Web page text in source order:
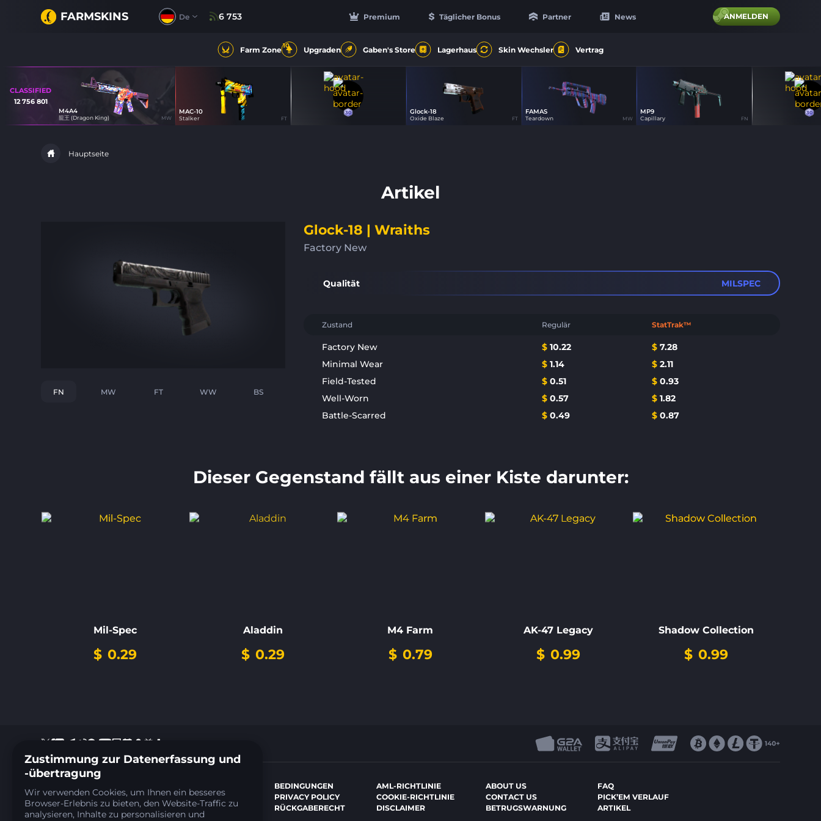
FARMSKINS Premium Täglicher Bonus Partner News
De 6 753 ANMELDEN
Farm Zone10 Upgraden Gaben's Store Lagerhaus Skin Wechsler Vertrag
CLASSIFIED
12 756 801
M4A4
龍王 (Dragon King) MW
70
MAC-10
Stalker FT
30 Glock-18
Oxide Blaze FT
FAMAS
Teardown MW
MP9
Capillary FN
30
Hauptseite
Artikel
FN MW FT WW BS
Glock-18 | Wraiths
Factory New
Qualität MILSPEC
Zustand Regulär StatTrak™
Factory New $ 10.22 $ 7.28
Minimal Wear
$ 1.14 $ 2.11
Field-Tested
$ 0.51 $ 0.93
Well-Worn
$ 0.57 $ 1.82
Battle-Scarred
$ 0.49 $ 0.87
Dieser Gegenstand fällt aus einer Kiste darunter:
Mil-Spec
$ 0.29
Aladdin
$ 0.29
M4 Farm
$ 0.79
AK-47 Legacy
$ 0.99
Shadow Collection
$ 0.99
Support:support@farmskins.com
Business:ads@farmskins.com
ARPS LOOP LTD
BEDINGUNGEN
PRIVACY POLICY
RÜCKGABERECHT
AML-RICHTLINIE
COOKIE-RICHTLINIE
DISCLAIMER
ABOUT US
CONTACT US
BETRUGSWARNUNG
FAQ
PICK’EM VERLAUF
ARTIKEL
Zustimmung zur Datenerfassung und
-übertragung
Wir verwenden Cookies, um Ihnen ein besseres
Browser-Erlebnis zu bieten, den Website-Traffic zu
analysieren, Inhalte zu personalisieren und